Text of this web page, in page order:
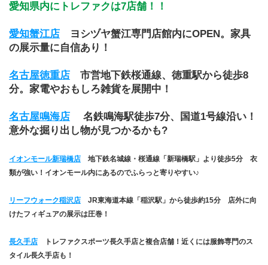
愛知県内にトレファクは7店舗！！
愛知蟹江店
ヨシヅヤ蟹江専門店館内にOPEN。家具
の展示量に自信あり！
名古屋徳重店
市営地下鉄桜通線、徳重駅から徒歩8
分。家電やおもしろ雑貨を展開中！
名古屋鳴海店
名鉄鳴海駅徒歩7分、国道1号線沿い！
意外な掘り出し物が見つかるかも?
イオンモール新瑞橋店 地下鉄名城線・桜通線「新瑞橋駅」より徒歩5分
衣
類が強い！イオンモール内にあるのでふらっと寄りやすい♪
リーフウォーク稲沢店
JR東海道本線「稲沢駅」から徒歩約15分　店外に向
けたフィギュアの展示は圧巻！
長久手店 トレファクスポーツ長久手店と複合店舗！近くには服飾専門のス
タイル長久手店も！